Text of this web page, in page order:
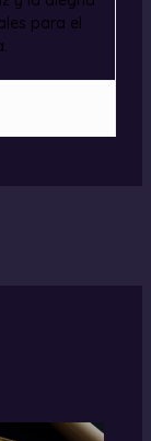
para el